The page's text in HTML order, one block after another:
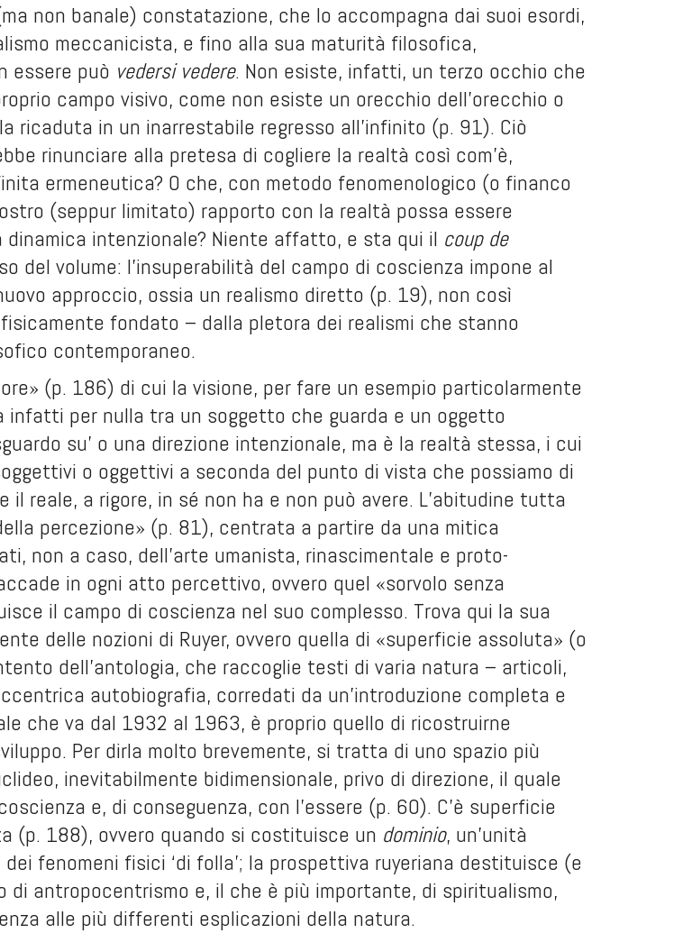
non banale) constatazione, che lo accompagna dai suoi esordi,
meccanicista, e fino alla sua maturità filosofica,
essere può vedersi vedere. Non esiste, infatti, un terzo occhio che
campo visivo, come non esiste un orecchio dell’orecchio o
ricaduta in un inarrestabile regresso all’infinito (p. 91). Ciò
rinunciare alla pretesa di cogliere la realtà così com’è,
ermeneutica? O che, con metodo fenomenologico (o financo
(seppur limitato) rapporto con la realtà possa essere
intenzionale? Niente affatto, e sta qui il coup de
del volume: l’insuperabilità del campo di coscienza impone al
approccio, ossia un realismo diretto (p. 19), non così
fondato – dalla pletora dei realismi che stanno
contemporaneo.
(p. 186) di cui la visione, per fare un esempio particolarmente
per nulla tra un soggetto che guarda e un oggetto
su’ o una direzione intenzionale, ma è la realtà stessa, i cui
o oggettivi a seconda del punto di vista che possiamo di
reale, a rigore, in sé non ha e non può avere. L’abitudine tutta
percezione» (p. 81), centrata a partire da una mitica
non a caso, dell’arte umanista, rinascimentale e proto-
in ogni atto percettivo, ovvero quel «sorvolo senza
il campo di coscienza nel suo complesso. Trova qui la sua
delle nozioni di Ruyer, ovvero quella di «superficie assoluta» (o
dell’antologia, che raccoglie testi di varia natura – articoli,
autobiografia, corredati da un’introduzione completa e
che va dal 1932 al 1963, è proprio quello di ricostruirne
Per dirla molto brevemente, si tratta di uno spazio più
inevitabilmente bidimensionale, privo di direzione, il quale
e, di conseguenza, con l’essere (p. 60). C’è superficie
(p. 188), ovvero quando si costituisce un dominio, un’unità
fenomeni fisici ‘di folla’; la prospettiva ruyeriana destituisce (e
di antropocentrismo e, il che è più importante, di spiritualismo,
alle più differenti esplicazioni della natura.